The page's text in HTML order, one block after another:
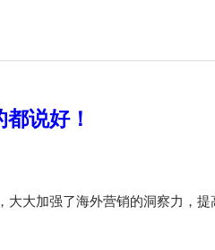
说好！
大加强了海外营销的洞察力，提